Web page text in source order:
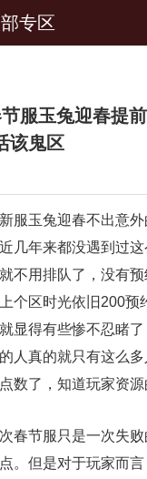
专区
游Online》
服玉兔迎春提
该鬼区
服玉兔迎春不出意
几年来都没遇到过这
不用排队了，没有
个区时光依旧200预
显得有些惨不忍睹
人真的就只有这么
数了，知道玩家资源
春节服只是一次失
。但是对于玩家而